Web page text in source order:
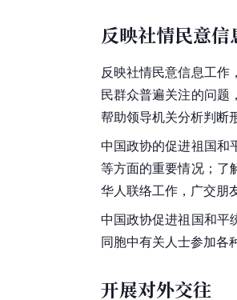
反映社情民意信
反映社情民意信息工作
民群众普遍关注的问题
帮助领导机关分析判断
中国政协的促进祖国和
等方面的重要情况；了
华人联络工作，广交朋
中国政协促进祖国和平
同胞中有关人士参加各
开展对外交往